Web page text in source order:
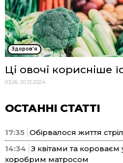
Здоров'я
Ці овочі корисніше
03:26, 20.12.2024
ОСТАННІ СТАТТІ
17:35 Обірвалося життя
14:34 З квітами та
хоробрим матросом